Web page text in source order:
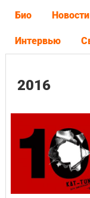
Био Новости
Интервью
2016